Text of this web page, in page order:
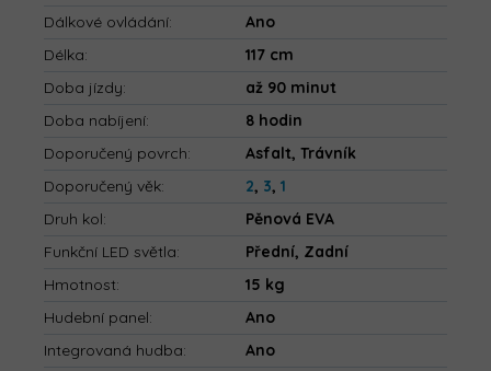
Dálkové ovládání:
Ano
Délka:
117 cm
Doba jízdy:
až 90 minut
Doba nabíjení:
8 hodin
Doporučený povrch:
Asfalt, Trávník
Doporučený věk: 2, 3, 1
Druh kol:
Pěnová EVA
Funkční LED světla:
Přední, Zadní
Hmotnost:
15 kg
Hudební panel:
Ano
Integrovaná hudba:
Ano